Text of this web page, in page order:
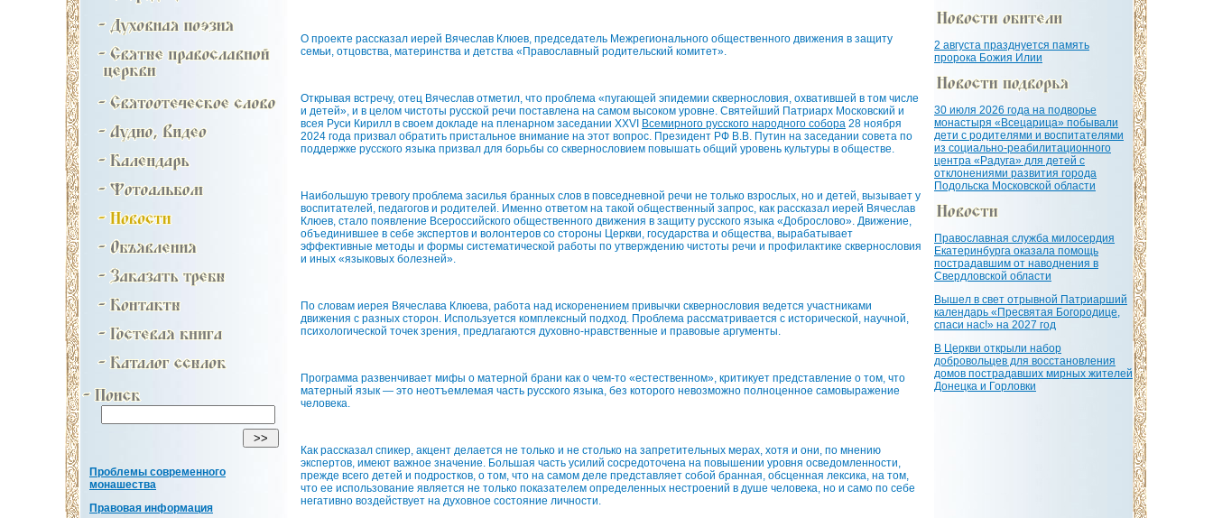
Проблемы современного
монашества
Правовая информация
О проекте рассказал иерей Вячеслав Клюев, председатель Межрегионального общественного движения в защиту
семьи, отцовства, материнства и детства «Православный родительский комитет».
Открывая встречу, отец Вячеслав отметил, что проблема «пугающей эпидемии сквернословия, охватившей в том числе
и детей», и в целом чистоты русской речи поставлена на самом высоком уровне. Святейший Патриарх Московский и
всея Руси Кирилл в своем докладе на пленарном заседании XXVI Всемирного русского народного собора 28 ноября
2024 года призвал обратить пристальное внимание на этот вопрос. Президент РФ В.В. Путин на заседании совета по
поддержке русского языка призвал для борьбы со сквернословием повышать общий уровень культуры в обществе.
Наибольшую тревогу проблема засилья бранных слов в повседневной речи не только взрослых, но и детей, вызывает у
воспитателей, педагогов и родителей. Именно ответом на такой общественный запрос, как рассказал иерей Вячеслав
Клюев, стало появление Всероссийского общественного движения в защиту русского языка «Доброслово». Движение,
объединившее в себе экспертов и волонтеров со стороны Церкви, государства и общества, вырабатывает
эффективные методы и формы систематической работы по утверждению чистоты речи и профилактике сквернословия
и иных «языковых болезней».
По словам иерея Вячеслава Клюева, работа над искоренением привычки сквернословия ведется участниками
движения с разных сторон. Используется комплексный подход. Проблема рассматривается с исторической, научной,
психологической точек зрения, предлагаются духовно-нравственные и правовые аргументы.
Программа развенчивает мифы о матерной брани как о чем-то «естественном», критикует представление о том, что
матерный язык — это неотъемлемая часть русского языка, без которого невозможно полноценное самовыражение
человека.
Как рассказал спикер, акцент делается не только и не столько на запретительных мерах, хотя и они, по мнению
экспертов, имеют важное значение. Большая часть усилий сосредоточена на повышении уровня осведомленности,
прежде всего детей и подростков, о том, что на самом деле представляет собой бранная, обсценная лексика, на том,
что ее использование является не только показателем определенных нестроений в душе человека, но и само по себе
негативно воздействует на духовное состояние личности.
2 августа празднуется память
пророка Божия Илии
30 июля 2026 года на подворье
монастыря «Всецарица» побывали
дети с родителями и воспитателями
из социально-реабилитационного
центра «Радуга» для детей с
отклонениями развития города
Подольска Московской области
Православная служба милосердия
Екатеринбурга оказала помощь
пострадавшим от наводнения в
Свердловской области
Вышел в свет отрывной Патриарший
календарь «Пресвятая Богородице,
спаси нас!» на 2027 год
В Церкви открыли набор
добровольцев для восстановления
домов пострадавших мирных жителей
Донецка и Горловки